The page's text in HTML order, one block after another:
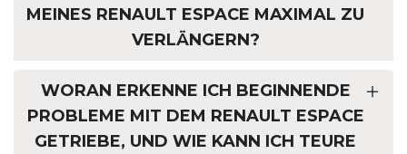
MEINES RENAULT ESPACE MAXIMAL ZU
VERLÄNGERN?
WORAN ERKENNE ICH BEGINNENDE
PROBLEME MIT DEM RENAULT ESPACE
GETRIEBE, UND WIE KANN ICH TEURE